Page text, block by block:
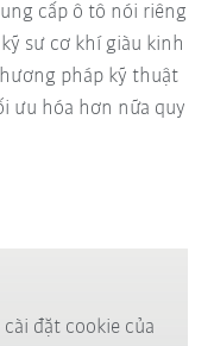
cấp ô tô nói riêng
sư cơ khí giàu kinh
pháp kỹ thuật
ưu hóa hơn nữa quy
đặt cookie của